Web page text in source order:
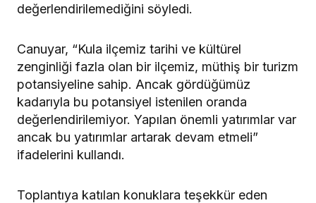
değerlendirilemediğini söyledi.
Canuyar, “Kula ilçemiz tarihi ve kültürel
zenginliği fazla olan bir ilçemiz, müthiş bir turizm
potansiyeline sahip. Ancak gördüğümüz
kadarıyla bu potansiyel istenilen oranda
değerlendirilemiyor. Yapılan önemli yatırımlar var
ancak bu yatırımlar artarak devam etmeli”
ifadelerini kullandı.
Toplantıya katılan konuklara teşekkür eden